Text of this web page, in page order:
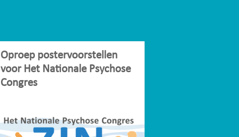
Oproep postervoorstellen
voor Het Nationale Psychose
Congres